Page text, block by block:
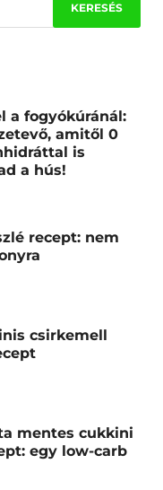
a fogyókúránál:
amitől 0
is
a hús!
recept: nem
csirkemell
mentes cukkini
egy low-carb